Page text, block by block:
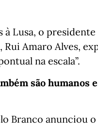
à Lusa, o
Rui Amaro Alves,
na escala”.
são
Branco anunciou